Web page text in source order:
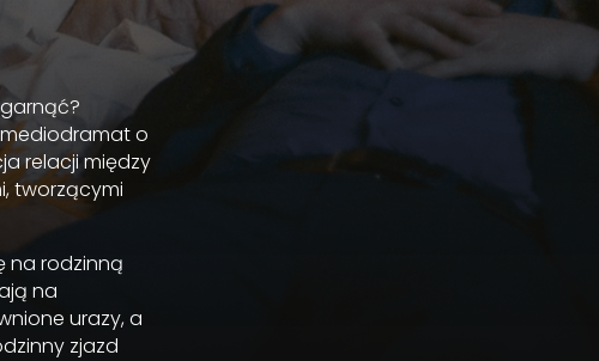
o
relacji między
tworzącymi
na rodzinną
na
urazy, a
zjazd